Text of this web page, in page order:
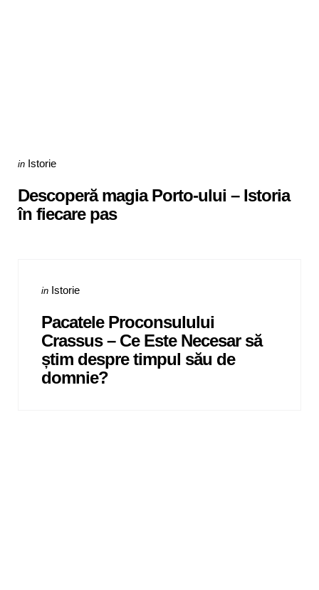
Categories
Posted
in Istorie
Descoperă magia Porto-ului – Istoria
în fiecare pas
Categories
Posted
in Istorie
Pacatele Proconsulului
Crassus – Ce Este Necesar să
știm despre timpul său de
domnie?